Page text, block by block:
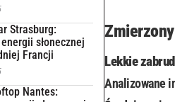
Strasburg:
słonecznej
Francji
Nantes:
Lekkie
Analizowane